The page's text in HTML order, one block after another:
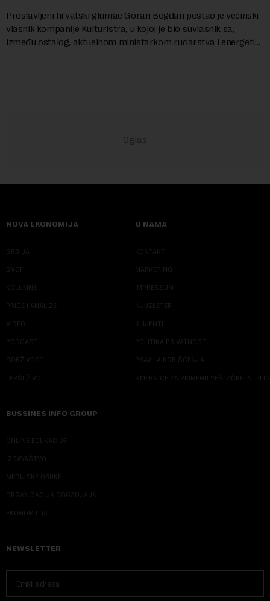
Proslavljeni hrvatski glumac Goran Bogdan postao je većinski
vlasnik kompanije Kulturistra, u kojoj je bio suvlasnik sa,
između ostalog, aktuelnom ministarkom rudarstva i energetike
NOVA EKONOMIJA
SRBIJA
SVET
KOLUMNE
PRIČE I ANALIZE
VIDEO
PODCAST
ODRŽIVOST
LEPŠI ŽIVOT
O NAMA
KONTAKT
MARKETING
IMPRESSUM
NJUZLETER
KLIJENTI
POLITIKA PRIVATNOSTI
PRAVILA KORIŠĆENJA
SMERNICE ZA PRIMENU VEŠTAČKE
BUSSINES INFO GROUP
ONLINE EDUKACIJE
IZDAVAŠTVO
MEDIJSKE OBUKE
ORGANIZACIJA DOGADJAJA
EKONOM I JA
NEWSLETTER